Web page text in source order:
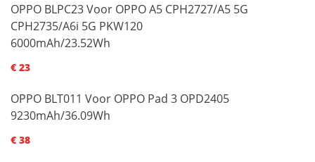
OPPO BLPC23 Voor OPPO A5 CPH2727/A5 5G
CPH2735/A6i 5G PKW120
6000mAh/23.52Wh
€ 23
OPPO BLT011 Voor OPPO Pad 3 OPD2405
9230mAh/36.09Wh
€ 38